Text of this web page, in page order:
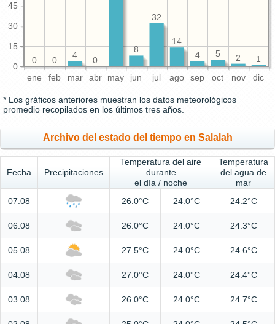
ene feb mar abr may jun jul ago sep oct nov dic
0
15
30
45
1
2
5
4
14
32
8
0
4
0
0
* Los gráficos anteriores muestran los datos meteorológicos
promedio recopilados en los últimos tres años.
Archivo del estado del tiempo en Salalah
Fecha Precipitaciones
Temperatura del aire
durante
el día / noche
Temperatura
del agua de
mar
07.08
26.0°C 24.0°C 24.2°C
06.08 26.0°C 24.0°C 24.3°C
05.08 27.5°C 24.0°C 24.6°C
04.08 27.0°C 24.0°C 24.4°C
03.08 26.0°C 24.0°C 24.7°C